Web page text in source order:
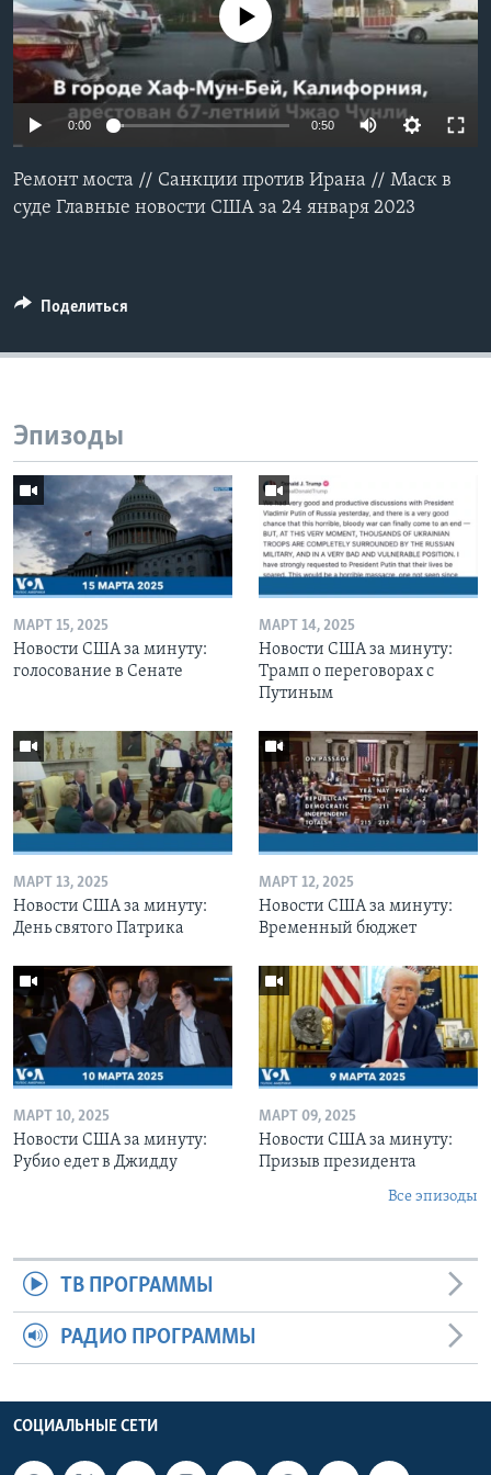
Learning English
СОЦИАЛЬНЫЕ СЕТИ
Языки
No media source currently available
0:00 0:50
Ремонт моста // Санкции против Ирана // Маск в
суде Главные новости США за 24 января 2023
Поделиться
Эпизоды
МАРТ 15, 2025
Новости США за минуту:
голосование в Сенате
МАРТ 14, 2025
Новости США за минуту:
Трамп о переговорах с
Путиным
МАРТ 13, 2025
Новости США за минуту:
День святого Патрика
МАРТ 12, 2025
Новости США за минуту:
Временный бюджет
МАРТ 10, 2025
Новости США за минуту:
Рубио едет в Джидду
МАРТ 09, 2025
Новости США за минуту:
Призыв президента
Все эпизоды
ТВ ПРОГРАММЫ
РАДИО ПРОГРАММЫ
СОЦИАЛЬНЫЕ СЕТИ